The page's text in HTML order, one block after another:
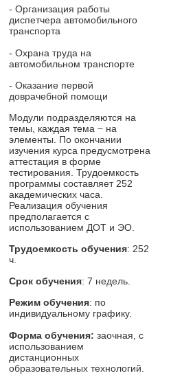
- Организация работы
диспетчера автомобильного
транспорта
- Охрана труда на
автомобильном транспорте
- Оказание первой
доврачебной помощи
Модули подразделяются на
темы, каждая тема − на
элементы. По окончании
изучения курса предусмотрена
аттестация в форме
тестирования. Трудоемкость
программы составляет 252
академических часа.
Реализация обучения
предполагается с
использованием ДОТ и ЭО.
Трудоемкость обучения: 252
ч.
Срок обучения: 7 недель.
Режим обучения: по
индивидуальному графику.
Форма обучения:заочная, с
использованием
дистанционных
образовательных технологий.